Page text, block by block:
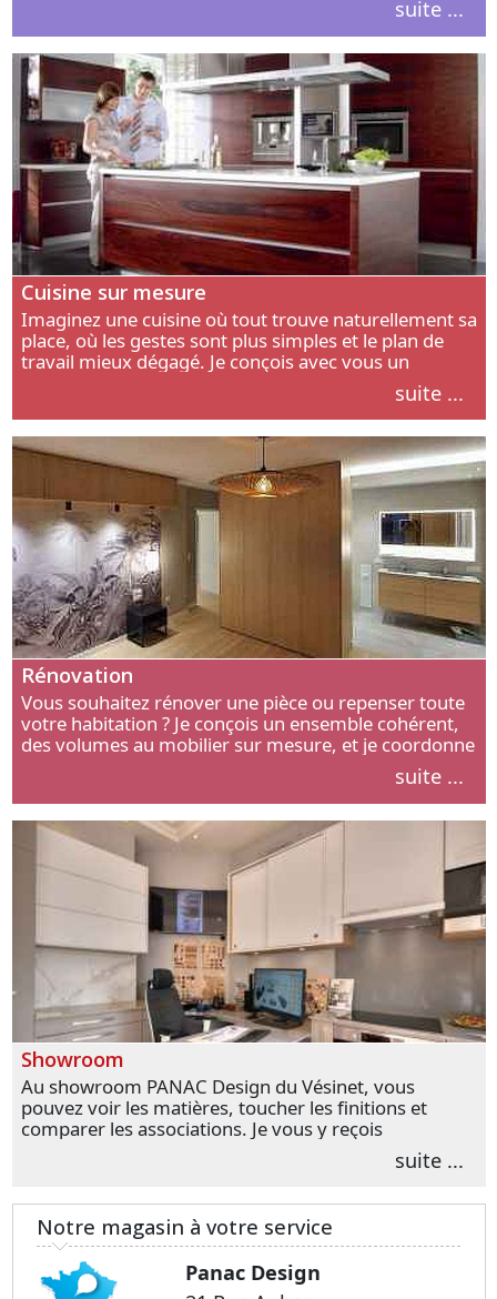
suite ...
Cuisine sur mesure
Imaginez une cuisine où tout trouve naturellement sa
place, où les gestes sont plus simples et le plan de
travail mieux dégagé. Je conçois avec vous un
aménagement adapté à votre manière de cuisiner, de
suite ...
Rénovation
Vous souhaitez rénover une pièce ou repenser toute
votre habitation ? Je conçois un ensemble cohérent,
des volumes au mobilier sur mesure, et je coordonne
suite ...
Showroom
Au showroom PANAC Design du Vésinet, vous
pouvez voir les matières, toucher les finitions et
comparer les associations. Je vous y reçois
personnellement pour parler de votre projet et
transformer vos premières idées en choix plussuite ...
Notre magasin à votre service
Panac Design